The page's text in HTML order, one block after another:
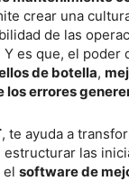
crear una
de las
es que, el poder
de botella,
los errores
, te ayuda a
las
el software de